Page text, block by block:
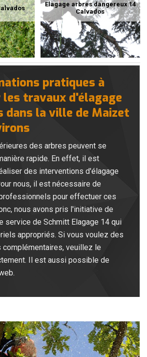
Elagage arbres dangereux 14
Calvados
pratiques à
travaux d'élagage
dans la ville de Maizet
des arbres peuvent se
rapide. En effet, il est
des interventions d'élagage
nous, il est nécessaire de
pour effectuer ces
nous avons pris l'initiative de
service de Schmitt Elagage 14 qui
appropriés. Si vous voulez des
complémentaires, veuillez le
Il est aussi possible de